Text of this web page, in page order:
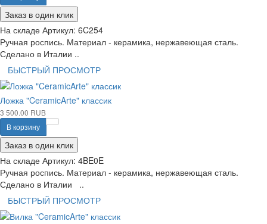
Заказ в один клик
На складе Артикул: 6C254
Ручная роспись. Материал - керамика, нержавеющая сталь.
Сделано в Италии ..
БЫСТРЫЙ ПРОСМОТР
Ложка "CeramicArte" классик
3 500.00 RUB
В корзину
Заказ в один клик
На складе Артикул: 4BE0E
Ручная роспись. Материал - керамика, нержавеющая сталь.
Сделано в Италии ..
БЫСТРЫЙ ПРОСМОТР